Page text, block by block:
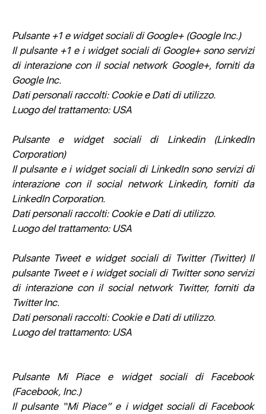
Pulsante +1 e widget sociali di Google+ (Google Inc.)
Il pulsante +1 e i widget sociali di Google+ sono servizi
di interazione con il social network Google+, forniti da
Google Inc.
Dati personali raccolti: Cookie e Dati di utilizzo.
Luogo del trattamento: USA
Pulsante e widget sociali di Linkedin (LinkedIn
Corporation)
Il pulsante e i widget sociali di LinkedIn sono servizi di
interazione con il social network Linkedin, forniti da
LinkedIn Corporation.
Dati personali raccolti: Cookie e Dati di utilizzo.
Luogo del trattamento: USA
Pulsante Tweet e widget sociali di Twitter (Twitter) Il
pulsante Tweet e i widget sociali di Twitter sono servizi
di interazione con il social network Twitter, forniti da
Twitter Inc.
Dati personali raccolti: Cookie e Dati di utilizzo.
Luogo del trattamento: USA
Pulsante Mi Piace e widget sociali di Facebook
(Facebook, Inc.)
Il pulsante “Mi Piace” e i widget sociali di Facebook